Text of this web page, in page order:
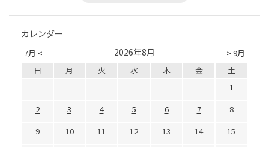
カレンダー
7月 < > 9月
2026年8月
日 月 火 水 木 金
土
1
2
3 4 5 6 7
8
9
10 11 12 13 14
15